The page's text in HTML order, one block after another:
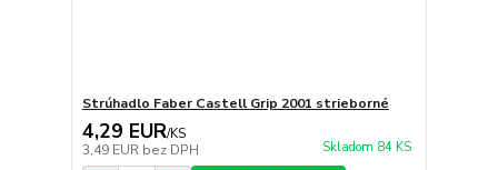
Strúhadlo Faber Castell Grip 2001 strieborné
4,29 EUR/KS
3,49 EUR bez DPH Skladom 84 KS